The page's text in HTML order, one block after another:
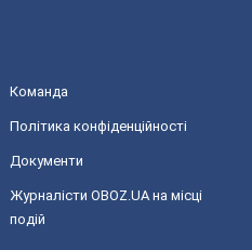
Команда
Політика конфіденційності
Документи
Журналісти OBOZ.UA на місці
подій